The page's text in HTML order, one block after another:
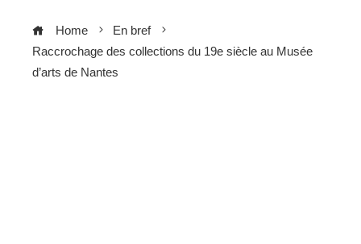
Home
En bref
Raccrochage des collections du 19e siècle au Musée
d’arts de Nantes